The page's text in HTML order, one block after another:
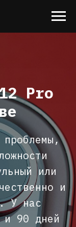
Pro
или
и
У нас
и 90 дней